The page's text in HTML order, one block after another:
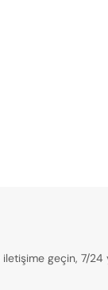
geçin, 7/24